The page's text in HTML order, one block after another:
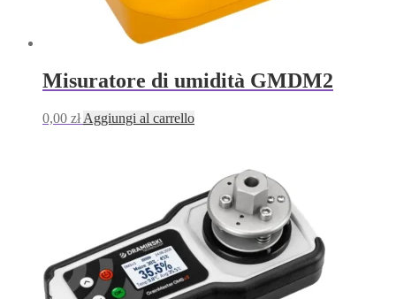
Misuratore di umidità GMDM2
0,00 zł Aggiungi al carrello